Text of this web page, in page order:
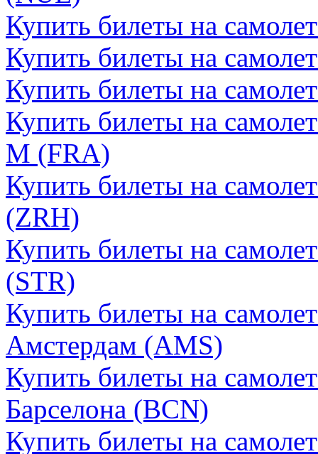
Купить билеты на
Купить билеты на
Купить билеты на
Купить билеты на
М (FRA)
Купить билеты на
(ZRH)
Купить билеты на
(STR)
Купить билеты на
Амстердам (AMS)
Купить билеты на
Барселона (BCN)
Купить билеты на